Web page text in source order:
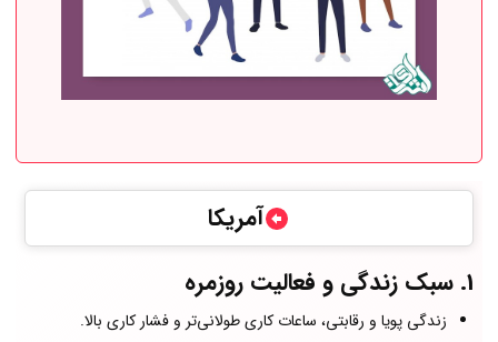
آمریکا
1. سبک زندگی و فعالیت روزمره
زندگی پویا و رقابتی، ساعات کاری طولانی‌تر و فشار کاری بالا.